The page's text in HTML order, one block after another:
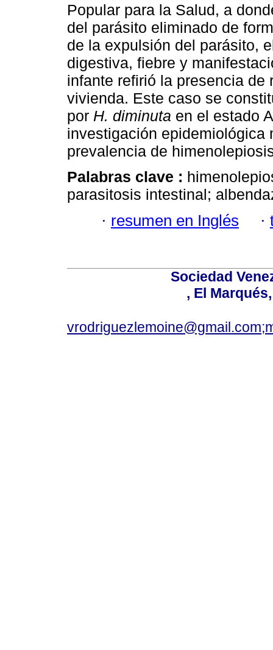
Popular para la Salud, a
del parásito eliminado de
de la expulsión del parásito,
digestiva, fiebre y
infante refirió la presencia
vivienda. Este caso se
por H. diminuta en el estado
investigación epidemiológica
prevalencia de
Palabras clave :
parasitosis intestinal;
· resumen en Inglés ·
Sociedad
, El